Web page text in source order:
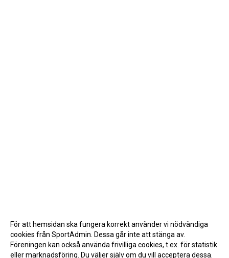
För att hemsidan ska fungera korrekt använder vi nödvändiga
cookies från SportAdmin. Dessa går inte att stänga av.
Föreningen kan också använda frivilliga cookies, t.ex. för statistik
eller marknadsföring. Du väljer själv om du vill acceptera dessa.